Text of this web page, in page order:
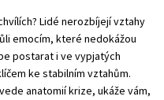
Lidé nerozbíjejí vztahy
emocím, které nedokážou
postarat i ve vypjatých
ke stabilním vztahům.
anatomií krize, ukáže vám,